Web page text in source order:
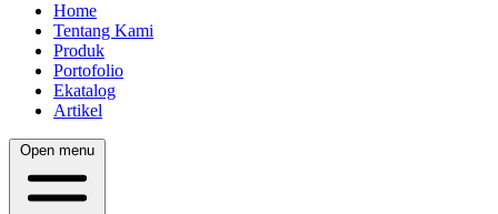
Home
Tentang Kami
Produk
Portofolio
Ekatalog
Artikel
Open menu